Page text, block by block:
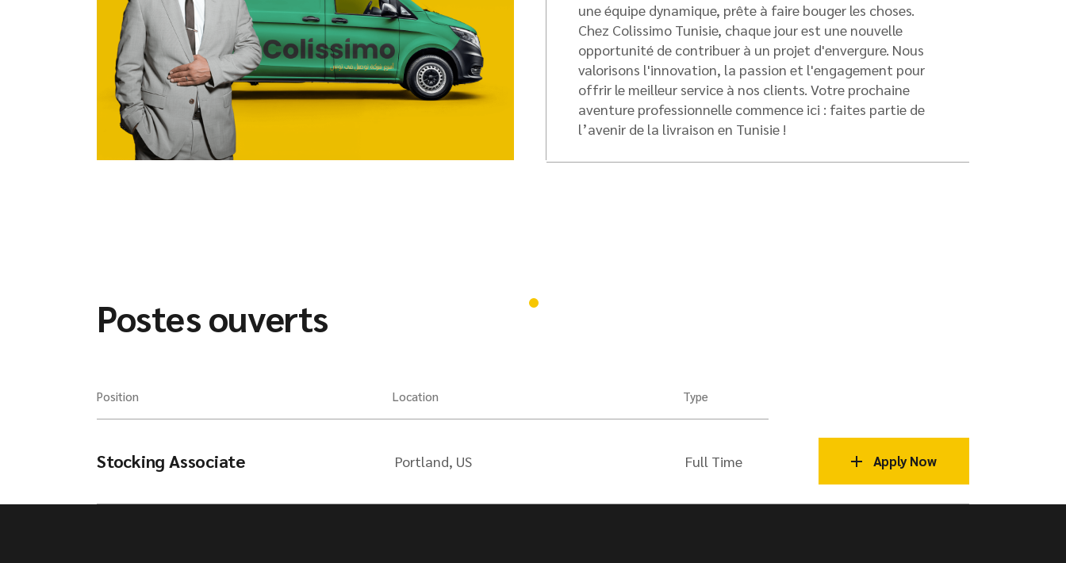
une équipe dynamique, prête à faire bouger les choses.
Chez Colissimo Tunisie, chaque jour est une nouvelle
opportunité de contribuer à un projet d'envergure. Nous
valorisons l'innovation, la passion et l'engagement pour
offrir le meilleur service à nos clients. Votre prochaine
aventure professionnelle commence ici : faites partie de
l’avenir de la livraison en Tunisie !
Postes ouverts
Position Location Type
Stocking Associate Portland, US Full Time Apply Now